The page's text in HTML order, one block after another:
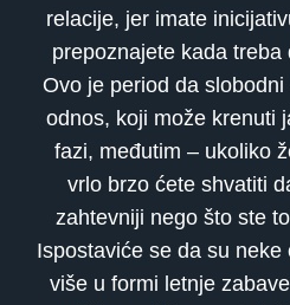
relacije, jer imate
prepoznajete kada
Ovo je period da
odnos, koji može krenuti
fazi, međutim – ukoliko
vrlo brzo ćete shvatiti
zahtevniji nego što ste
Ispostaviće se da su
više u formi letnje